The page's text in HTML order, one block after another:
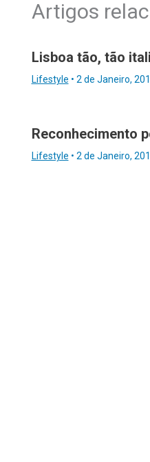
Artigos
Lisboa tão, tão
Lifestyle • 2 de Janeiro,
Reconhecimento
Lifestyle • 2 de Janeiro,